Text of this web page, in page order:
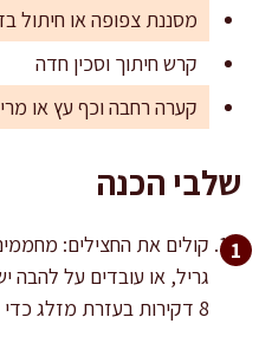
מסננת צפופה או חיתול בד
קרש חיתוך וסכין חדה
קערה רחבה וכף עץ או
שלבי הכנה
8 דקירות בעזרת מזלג כדי לשחרר אדים ולמנוע התפוצצות.